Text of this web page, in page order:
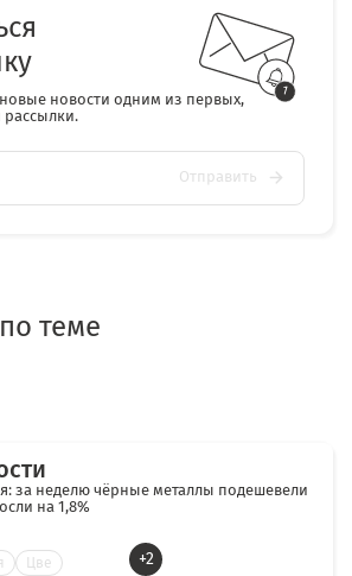
новости одним из первых,
Отправить
теме
за неделю чёрные металлы подешевели
на 1,8%
Цве +2